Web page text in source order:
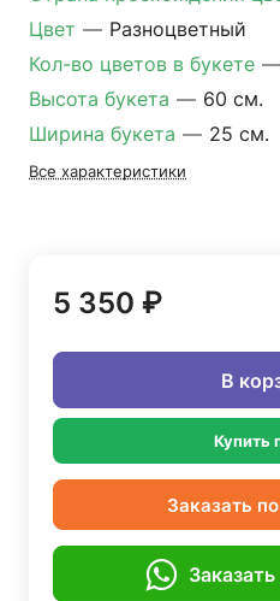
Цвет — Разноцветный
Кол-во цветов в букете —
Высота букета — 60 см.
Ширина букета — 25 см.
Все характеристики
5 350 ₽
В
Купить
Заказать